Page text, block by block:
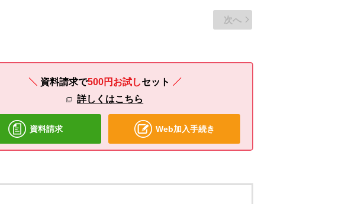
次へ
資料請求で500円お試しセット
詳しくはこちら
資料請求 Web加入手続き